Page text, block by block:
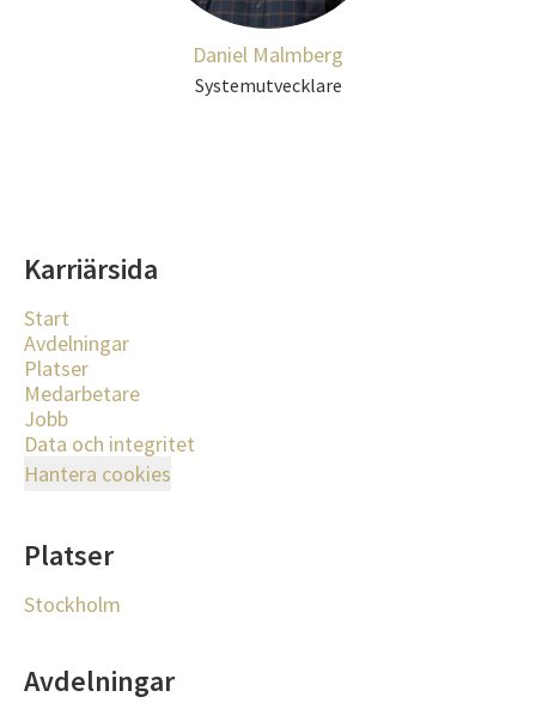
Daniel Malmberg
Systemutvecklare
Karriärsida
Start
Avdelningar
Platser
Medarbetare
Jobb
Data och integritet
Hantera cookies
Platser
Stockholm
Avdelningar